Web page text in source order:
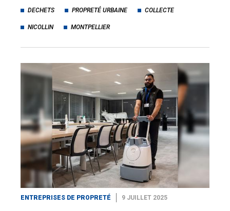
DECHETS PROPRETÉ URBAINE COLLECTE
NICOLLIN MONTPELLIER
ENTREPRISES DE PROPRETÉ 9 JUILLET 2025